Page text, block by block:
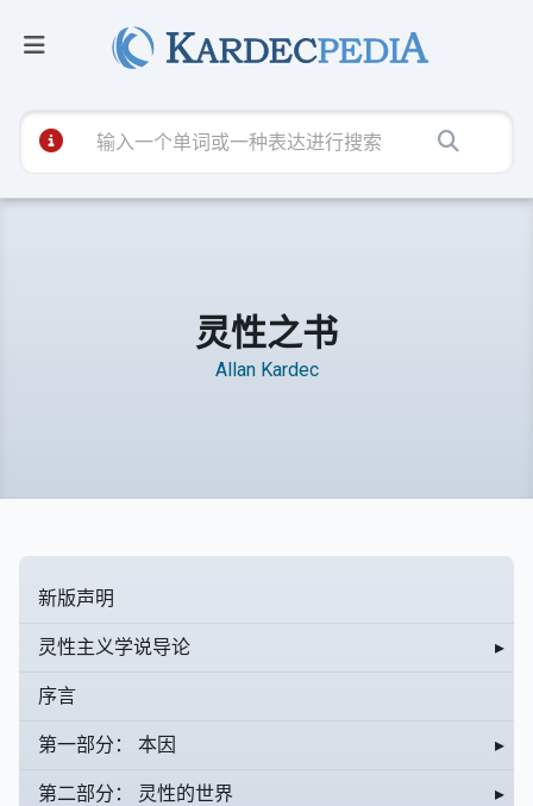
灵性之书
Allan Kardec
新版声明
灵性主义学说导论 ▸
序言
第一部分： 本因 ▸
第二部分： 灵性的世界 ▸